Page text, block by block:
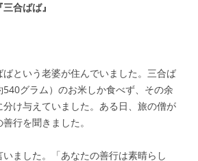
合ばば』
という老婆が住んでいました。三合ば
グラム）のお米しか食べず、その余
分け与えていました。ある日、旅の僧が
行を聞きました。
ました。「あなたの善行は素晴らし